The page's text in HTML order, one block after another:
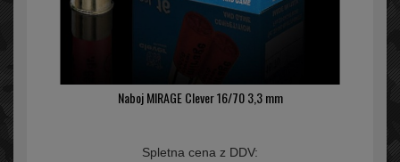
Naboj MIRAGE Clever 16/70 3,3 mm
Spletna cena z DDV: